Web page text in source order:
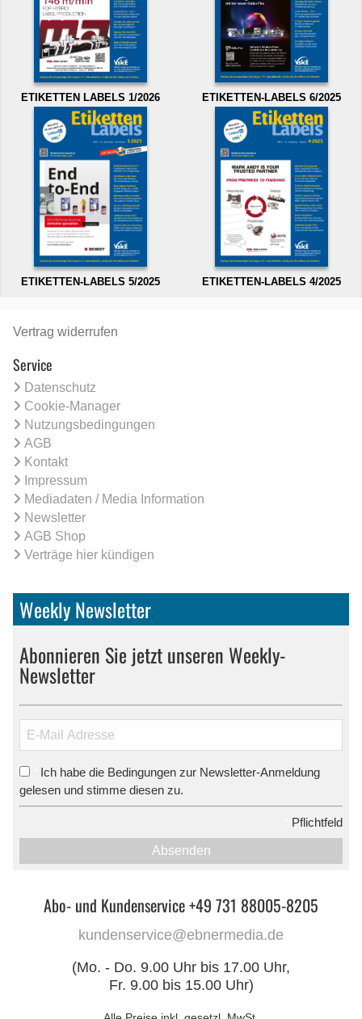
ETIKETTEN LABELS 1/2026 ETIKETTEN-LABELS 6/2025
ETIKETTEN-LABELS 5/2025 ETIKETTEN-LABELS 4/2025
Vertrag widerrufen
Service
Datenschutz
Cookie-Manager
Nutzungsbedingungen
AGB
Kontakt
Impressum
Mediadaten / Media Information
Newsletter
AGB Shop
Verträge hier kündigen
Weekly Newsletter
Abonnieren Sie jetzt unseren Weekly-
Newsletter
Ich habe die Bedingungen zur Newsletter-Anmeldung
gelesen und stimme diesen zu.
Pflichtfeld
Absenden
Abo- und Kundenservice +49 731 88005-8205
kundenservice@ebnermedia.de
(Mo. - Do. 9.00 Uhr bis 17.00 Uhr,
Fr. 9.00 bis 15.00 Uhr)